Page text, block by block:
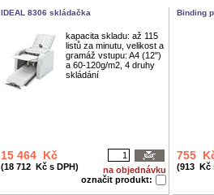
IDEAL 8306 skládačka
kapacita skladu: až 115
listů za minutu, velikost a
gramáž vstupu: A4 (12")
a 60-120g/m2, 4 druhy
skládání
na objednávku
označit produkt:
15 464 Kč
(18 712 Kč s DPH)
Binding
755
(913 Kč